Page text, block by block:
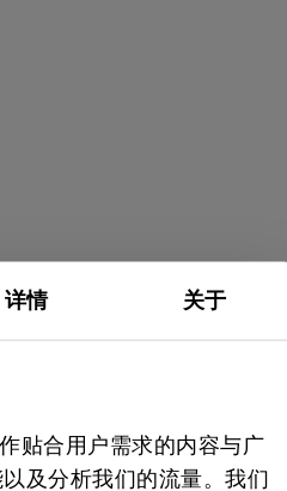
详情 关于
贴合用户需求的内容与广
及分析我们的流量。我们
容